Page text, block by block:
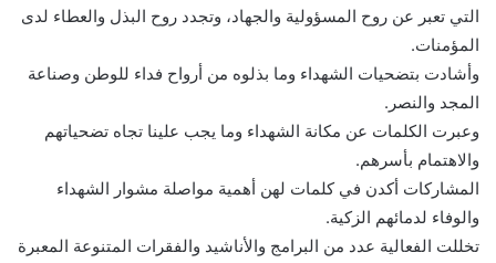
التي تعبر عن روح المسؤولية والجهاد، وتجدد روح البذل والعطاء لدى
المؤمنات.
وأشادت بتضحيات الشهداء وما بذلوه من أرواح فداء للوطن وصناعة
المجد والنصر.
وعبرت الكلمات عن مكانة الشهداء وما يجب علينا تجاه تضحياتهم
والاهتمام بأسرهم.
المشاركات أكدن في كلمات لهن أهمية مواصلة مشوار الشهداء
والوفاء لدمائهم الزكية.
تخللت الفعالية عدد من البرامج والأناشيد والفقرات المتنوعة المعبرة